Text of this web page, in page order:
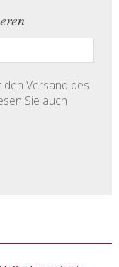
Versand des
Sie auch